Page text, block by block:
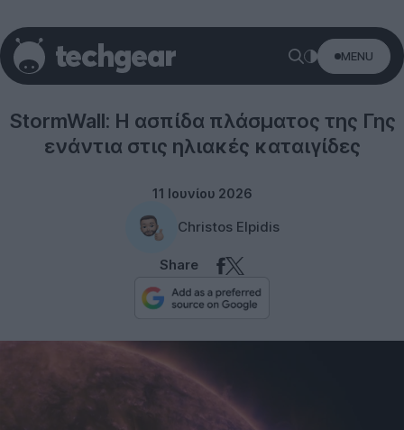
MENU
Technology
StormWall: Η ασπίδα πλάσματος της Γης
ενάντια στις ηλιακές καταιγίδες
11 Ιουνίου 2026
Christos Elpidis
Share